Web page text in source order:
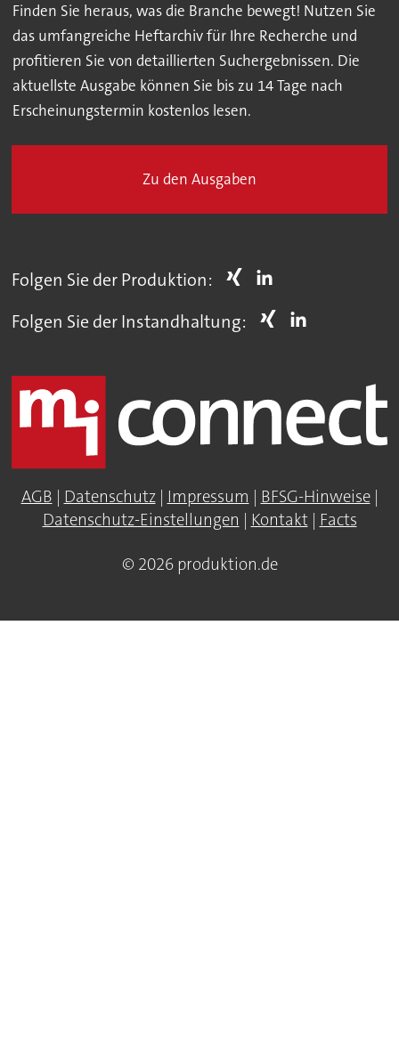
Finden Sie heraus, was die Branche bewegt! Nutzen Sie
das umfangreiche Heftarchiv für Ihre Recherche und
profitieren Sie von detaillierten Suchergebnissen. Die
aktuellste Ausgabe können Sie bis zu 14 Tage nach
Erscheinungstermin kostenlos lesen.
Zu den Ausgaben
Folgen Sie der Produktion:
Folgen Sie der Instandhaltung:
AGB | Datenschutz| Impressum | BFSG-Hinweise|
Datenschutz-Einstellungen | Kontakt| Facts
© 2026 produktion.de